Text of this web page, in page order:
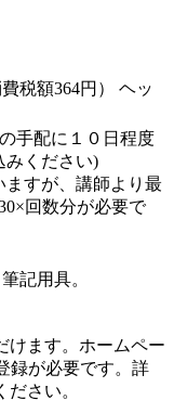
税額364円） ヘッ
手配に１０日程度
みください)
ますが、講師より最
回数分が必要で
記用具。
けます。ホームペー
録が必要です。詳
ださい。